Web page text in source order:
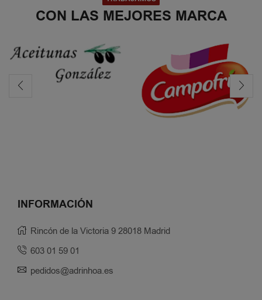
CON LAS MEJORES MARCA
INFORMACIÓN
Rincón de la Victoria 9 28018 Madrid
603 01 59 01
pedidos@adrinhoa.es